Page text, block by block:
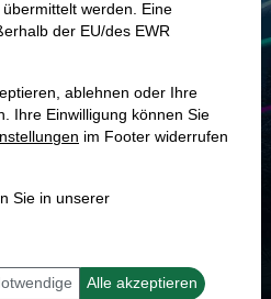
8,93 Mrd. USD
18,34 Mrd. USD
%
erfolgreich sein.
werden. Eine
der EU/des EWR
ablehnen oder Ihre
Ihre Einwilligung können Sie
im Footer widerrufen
Sie in unserer
Alle akzeptieren